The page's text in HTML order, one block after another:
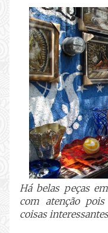
Há belas peças
com atenção
coisas